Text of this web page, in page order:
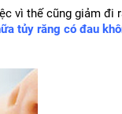
vì thế cũng giảm đi
tủy răng có đau